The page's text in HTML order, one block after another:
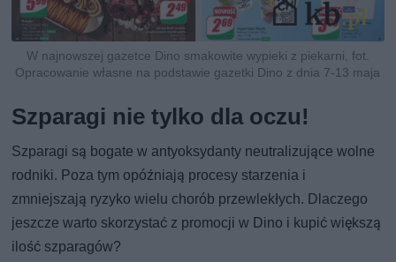
W najnowszej gazetce Dino smakowite wypieki z piekarni, fot.
Opracowanie własne na podstawie gazetki Dino z dnia 7-13 maja
Szparagi nie tylko dla oczu!
Szparagi są bogate w antyoksydanty neutralizujące wolne
rodniki. Poza tym opóźniają procesy starzenia i
zmniejszają ryzyko wielu chorób przewlekłych. Dlaczego
jeszcze warto skorzystać z promocji w Dino i kupić większą
ilość szparagów?